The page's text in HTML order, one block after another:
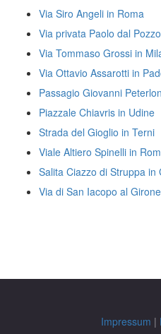
Via Siro Angeli in Roma
Via privata Paolo dal
Via Tommaso Grossi in
Via Ottavio Assarotti in
Passagio Giovanni
Piazzale Chiavris in Udine
Strada del Gioglio in Terni
Viale Altiero Spinelli in
Salita Ciazzo di Struppa in
Via di San Iacopo al
Impressum |